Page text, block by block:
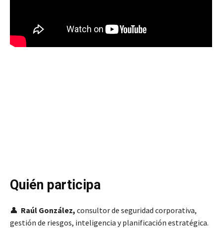
Quién participa
👤 Raúl González, consultor de seguridad corporativa,
gestión de riesgos, inteligencia y planificación estratégica.